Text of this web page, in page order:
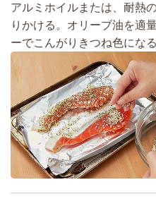
アルミホイルまたは、耐熱
りかける。オリーブ油を適
ーでこんがりきつね色にな